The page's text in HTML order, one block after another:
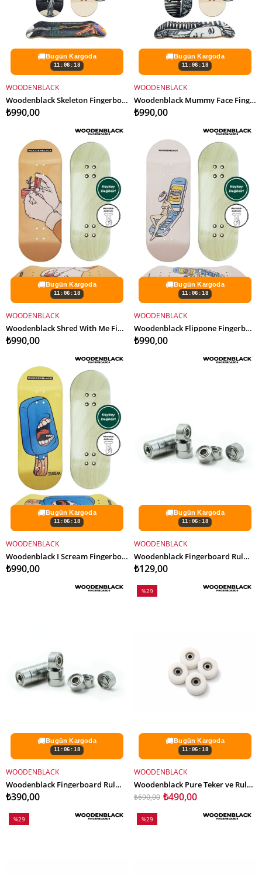
🚚Bugün Kargoda
11:06:16
SEPETE EKLE
WOODENBLACK
Woodenblack Skeleton Fingerboard Deck
₺990,00
🚚Bugün Kargoda
11:06:16
SEPETE EKLE
WOODENBLACK
Woodenblack Mummy Face Fingerboard Deck
₺990,00
🚚Bugün Kargoda
11:06:16
SEPETE EKLE
WOODENBLACK
Woodenblack Shred With Me Fingerboard Deck
₺990,00
🚚Bugün Kargoda
11:06:16
SEPETE EKLE
WOODENBLACK
Woodenblack Flippone Fingerboard Deck
₺990,00
🚚Bugün Kargoda
11:06:16
SEPETE EKLE
WOODENBLACK
Woodenblack I Scream Fingerboard Deck
₺990,00
🚚Bugün Kargoda
11:06:16
SEPETE EKLE
WOODENBLACK
Woodenblack Fingerboard Rulmanı - 1 Adet
₺129,00
🚚Bugün Kargoda
11:06:16
SEPETE EKLE
WOODENBLACK
Woodenblack Fingerboard Rulmanı - 4 Adet
₺390,00
🚚Bugün Kargoda
11:06:16
SEPETE EKLE
%29
WOODENBLACK
Woodenblack Pure Teker ve Rulman Set
₺490,00
₺690,00
%29
%29